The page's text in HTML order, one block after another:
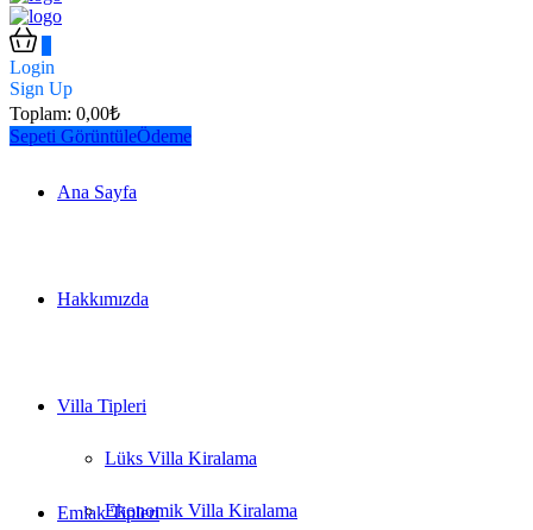
Login
Sign Up
Toplam: 0,00₺
Sepeti GörüntüleÖdeme
Ana Sayfa
Hakkımızda
Villa Tipleri
Lüks Villa Kiralama
Ekonomik Villa Kiralama
Emlak Tipleri